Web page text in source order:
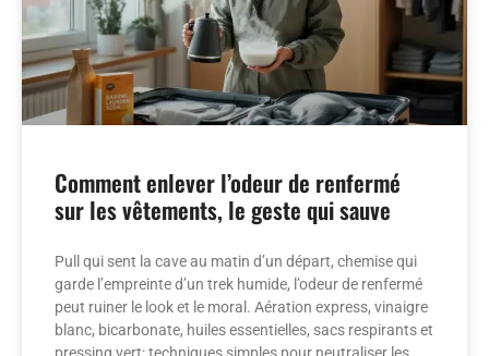
Comment enlever l’odeur de renfermé
sur les vêtements, le geste qui sauve
Pull qui sent la cave au matin d’un départ, chemise qui
garde l’empreinte d’un trek humide, l’odeur de renfermé
peut ruiner le look et le moral. Aération express, vinaigre
blanc, bicarbonate, huiles essentielles, sacs respirants et
pressing vert: techniques simples pour neutraliser les